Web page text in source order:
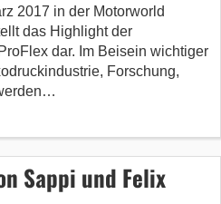
2017 in der Motorworld
das Highlight der
dar. Im Beisein wichtiger
Forschung,
Sappi und Felix